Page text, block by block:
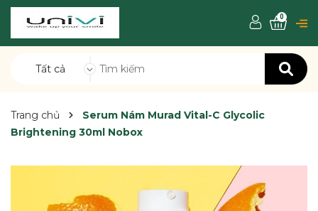
Tất cả
0
Trang chủ
Serum Nám Murad Vital-C Glycolic
Brightening 30ml Nobox